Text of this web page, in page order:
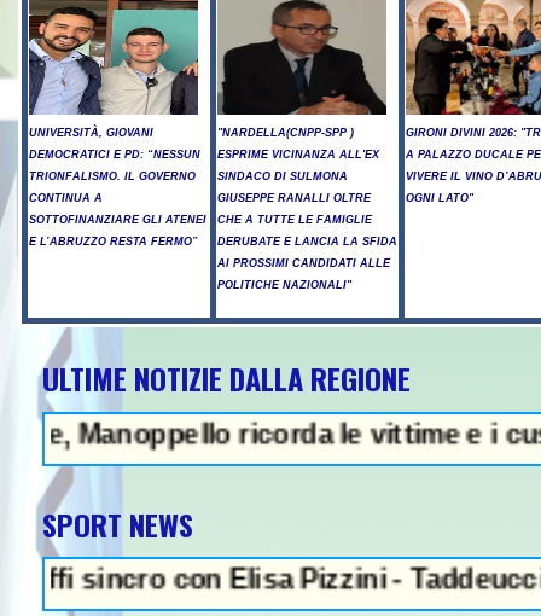
UNIVERSITÀ, GIOVANI
DEMOCRATICI E PD: “NESSUN
TRIONFALISMO. IL GOVERNO
CONTINUA A
SOTTOFINANZIARE GLI ATENEI
E L’ABRUZZO RESTA FERMO”
"NARDELLA(CNPP-SPP )
ESPRIME VICINANZA ALL'EX
SINDACO DI SULMONA
GIUSEPPE RANALLI OLTRE
CHE A TUTTE LE FAMIGLIE
DERUBATE E LANCIA LA SFIDA
AI PROSSIMI CANDIDATI ALLE
POLITICHE NAZIONALI"
GIRONI DIVINI 2026:
A PALAZZO DUCALE
VIVERE IL VINO
OGNI LATO"
ULTIME NOTIZIE DALLA REGIONE
ricorda le vittime e i custodi
SPORT NEWS
con Elisa Pizzini - Taddeucci oro